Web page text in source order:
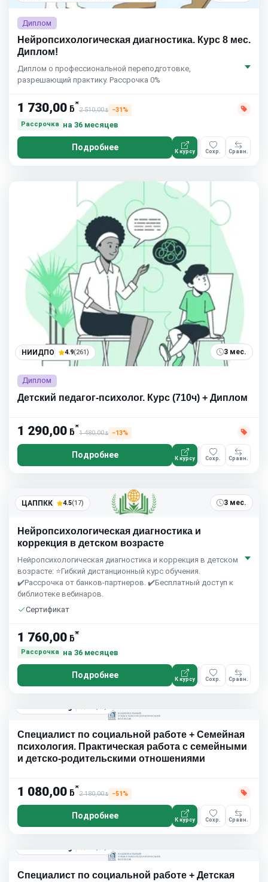
Диплом
Нейропсихологическая диагностика. Курс 8 мес.
Диплом!
Диплом о профессиональной переподготовке,
разрешающий практику. Рассрочка 0%
1 730,00 ƃ*
2 510,00ƃ
−31%
Рассрочка
на 36 месяцев
Подробнее К курсу Сохр. Сравн.
НИИДПО 4.9(261) 3 мес.
Диплом
Детский педагог-психолог. Курс (710ч) + Диплом
1 290,00 ƃ*
1 480,00ƃ −13%
Подробнее К курсу Сохр. Сравн.
ЦАППКК 4.5(17) 3 мес.
Нейропсихологическая диагностика и
коррекция в детском возрасте
Нейропсихологическая диагностика и коррекция в детском
возрасте: ⭐Гибкий дистанционный курс обучения.
✔️Рассрочка от банков-партнеров. ✔️Бесплатный доступ к
библиотеке вебинаров.
Сертификат
1 760,00 ƃ*
Рассрочка на 36 месяцев
Подробнее К курсу Сохр. Сравн.
Специалист по социальной работе + Семейная
психология. Практическая работа с семейными
и детско-родительскими отношениями
1 080,00 ƃ*
2 180,00ƃ −51%
Подробнее К курсу Сохр. Сравн.
Специалист по социальной работе + Детская